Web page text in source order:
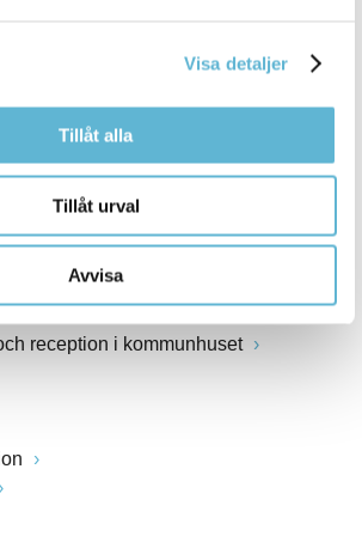
Visa detaljer
Tillåt alla
Tillåt urval
Avvisa
00
reception i kommunhuset